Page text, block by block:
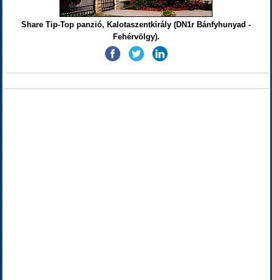
Share Tip-Top panzió, Kalotaszentkirály (DN1r Bánfyhunyad -
Fehérvölgy).